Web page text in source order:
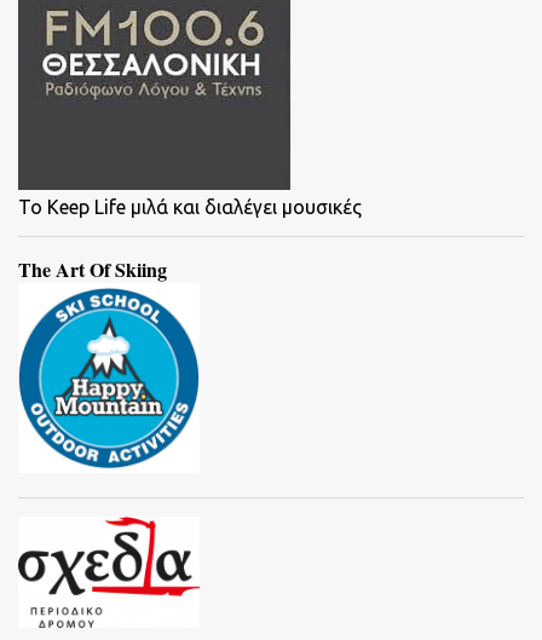
To Keep Life μιλά και διαλέγει μουσικές
The Art Of Skiing